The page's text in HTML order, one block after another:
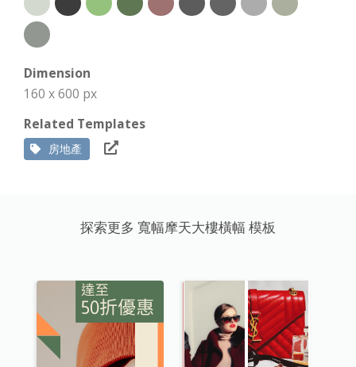
Dimension
160 x 600 px
Related Templates
房地產
探索更多 寬幅摩天大樓橫幅 模板